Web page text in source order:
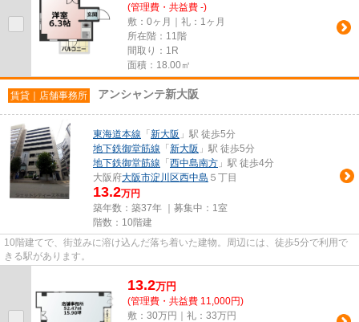
(管理費・共益費 -)
敷：0ヶ月｜礼：1ヶ月
所在階：11階
間取り：1R
面積：18.00㎡
賃貸｜店舗事務所 アンシャンテ新大阪
東海道本線 「 新大阪 」駅 徒歩5分
地下鉄御堂筋線 「 新大阪 」駅 徒歩5分
地下鉄御堂筋線 「 西中島南方 」駅 徒歩4分
大阪府大阪市淀川区西中島 ５丁目
13.2万円
築年数：築37年 ｜募集中： 1室
階数：10階建
10階建てで、街並みに溶け込んだ落ち着いた建物。周辺には、徒歩5分で利用で
きる駅があります。
13.2万円
(管理費・共益費 11,000円)
敷：30万円｜礼：33万円